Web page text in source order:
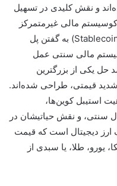
و نقش کلیدی در تسهیل
مالی غیرمتمرکز
(DeFi) ایفا می‌کنند. استیبل کوین‌ها (Stablecoins) به گفتن پل
سیستم مالی سنتی عمل
حل یکی از بزرگترین
شدید قیمتی، طراحی شده‌اند.
استیبل کوین‌ها،
سنتی، و نقش حیاتیشان در
ارز دیجیتال است که قیمت
یورو، طلا، یا سبدی از